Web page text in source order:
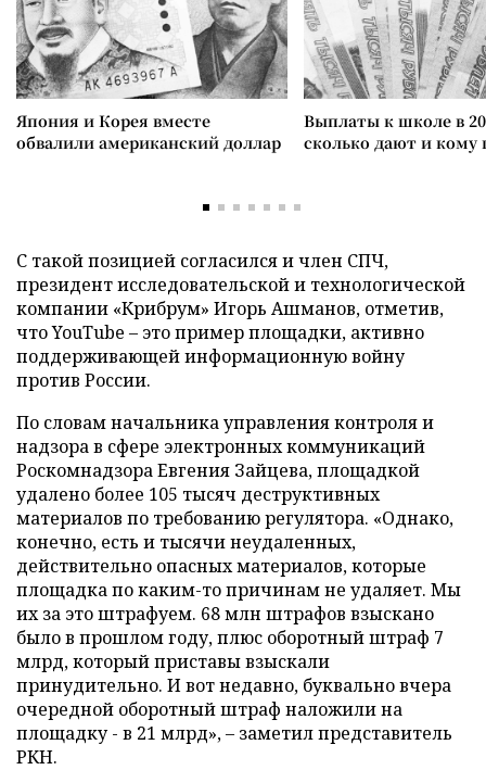
Япония и Корея вместе
обвалили американский доллар
Выплаты к школе в
сколько дают и
С такой позицией согласился и член СПЧ,
президент исследовательской и технологической
компании «Крибрум» Игорь Ашманов, отметив,
что YouTube – это пример площадки, активно
поддерживающей информационную войну
против России.
По словам начальника управления контроля и
надзора в сфере электронных коммуникаций
Роскомнадзора Евгения Зайцева, площадкой
удалено более 105 тысяч деструктивных
материалов по требованию регулятора. «Однако,
конечно, есть и тысячи неудаленных,
действительно опасных материалов, которые
площадка по каким-то причинам не удаляет. Мы
их за это штрафуем. 68 млн штрафов взыскано
было в прошлом году, плюс оборотный штраф 7
млрд, который приставы взыскали
принудительно. И вот недавно, буквально вчера
очередной оборотный штраф наложили на
площадку - в 21 млрд», – заметил представитель
РКН.